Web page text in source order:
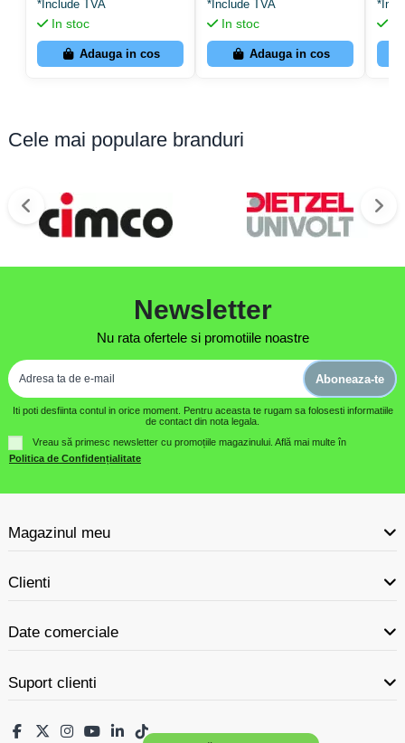
*Include TVA
In stoc
Adauga in cos
*Include TVA
In stoc
Adauga in cos
In
Cele mai populare branduri
Newsletter
Nu rata ofertele si promotiile noastre
Aboneaza-te
Iti poti desfiinta contul in orice moment. Pentru aceasta te rugam sa folosesti informatiile
de contact din nota legala.
Vreau să primesc newsletter cu promoțiile magazinului. Află mai multe în
Politica de Confidențialitate
Magazinul meu
Clienti
Date comerciale
Suport clienti